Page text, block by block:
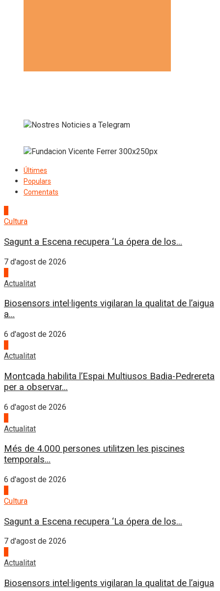
Últimes
Populars
Comentats
Cultura
Sagunt a Escena recupera ‘La ópera de los...
7 d'agost de 2026
Actualitat
Biosensors intel·ligents vigilaran la qualitat de l’aigua
a...
6 d'agost de 2026
Actualitat
Montcada habilita l’Espai Multiusos Badia-Pedrereta
per a observar...
6 d'agost de 2026
Actualitat
Més de 4.000 persones utilitzen les piscines
temporals...
6 d'agost de 2026
Cultura
Sagunt a Escena recupera ‘La ópera de los...
7 d'agost de 2026
Actualitat
Biosensors intel·ligents vigilaran la qualitat de l’aigua